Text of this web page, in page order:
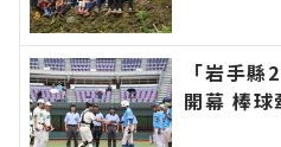
蓮新聞網
速的今日
訊！
「岩手縣
開幕 棒